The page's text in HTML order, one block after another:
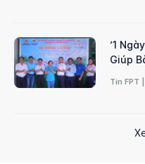
‘1
Giúp
Tin FPT